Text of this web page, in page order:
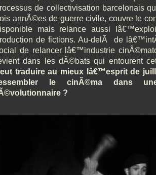
de collectivisation barcelonais
annÃ©es de guerre civile, couvre le
mais relance aussi
de fictions. Au-delÃ de
de relancer lâ€™industrie
dans les dÃ©bats qui entourent
traduire au mieux lâ€™esprit de
le cinÃ©ma dans
?